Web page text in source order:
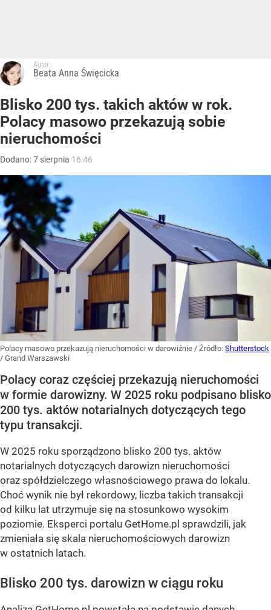
Autor:
Beata Anna Święcicka
Blisko 200 tys. takich aktów w rok.
Polacy masowo przekazują sobie
nieruchomości
Dodano:7 sierpnia 16:46
Polacy masowo przekazują nieruchomości w darowiźnie / Źródło: Shutterstock
/ Grand Warszawski
Polacy coraz częściej przekazują nieruchomości
w formie darowizny. W 2025 roku podpisano blisko
200 tys. aktów notarialnych dotyczących tego
typu transakcji.
W 2025 roku sporządzono blisko 200 tys. aktów
notarialnych dotyczących darowizn nieruchomości
oraz spółdzielczego własnościowego prawa do lokalu.
Choć wynik nie był rekordowy, liczba takich transakcji
od kilku lat utrzymuje się na stosunkowo wysokim
poziomie. Eksperci portalu GetHome.pl sprawdzili, jak
zmieniała się skala nieruchomościowych darowizn
w ostatnich latach.
Blisko 200 tys. darowizn w ciągu roku